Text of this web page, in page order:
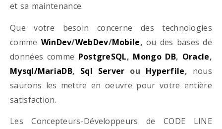
et sa maintenance.
Que votre besoin concerne des technologies
comme WinDev/WebDev/Mobile, ou des bases de
données comme PostgreSQL, Mongo DB, Oracle,
Mysql/MariaDB, Sql Server ou Hyperfile, nous
saurons les mettre en oeuvre pour votre entière
satisfaction.
Les Concepteurs-Développeurs de CODE LINE